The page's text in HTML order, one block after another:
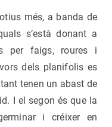
més, a banda de
s’està donant a
per faigs, roures i
dels planifolis es
tenen un abast de
I el segon és que la
i créixer en